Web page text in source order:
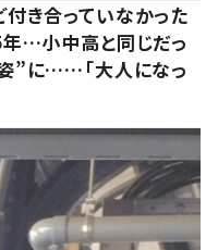
付き合っていなかった
…小中高と同じだっ
”に……「大人になっ